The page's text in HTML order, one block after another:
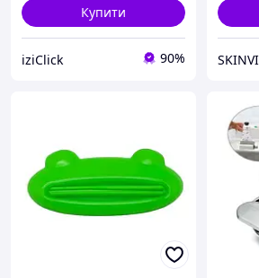
Купити
iziClick 90%